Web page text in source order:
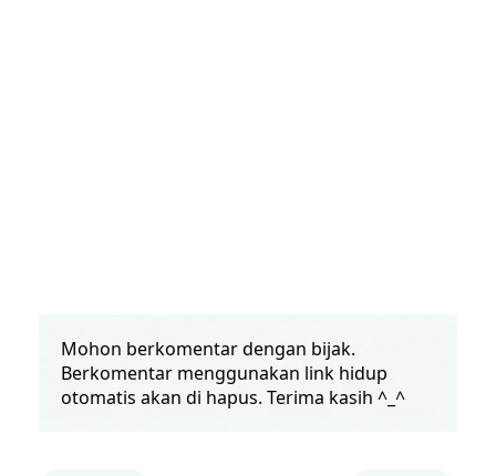
Mohon berkomentar dengan bijak.
Berkomentar menggunakan link hidup
otomatis akan di hapus. Terima kasih ^_^